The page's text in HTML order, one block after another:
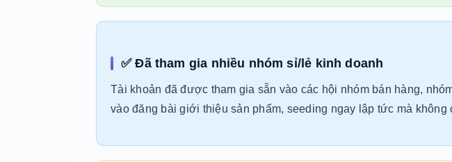
✅ Đã tham gia nhiều nhóm sỉ/lẻ kinh doanh
Tài khoản đã được tham gia sẵn vào các hội nhóm bán hàng,
vào đăng bài giới thiệu sản phẩm, seeding ngay lập tức mà không